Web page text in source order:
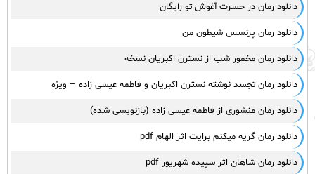
دانلود رمان در حسرت آغوش تو رایگان
دانلود رمان پرنسس شیطون من
دانلود رمان مخمور شب از نسترن اکبریان نسخه
دانلود رمان تجسد نوشته نسترن اکبریان و فاطمه عیسی زاده – ویژه
دانلود رمان منشوری از فاطمه عیسی زاده (بازنویسی شده)
دانلود رمان گریه میکنم برایت اثر الهام pdf
دانلود رمان شاهان اثر سپیده شهریور pdf